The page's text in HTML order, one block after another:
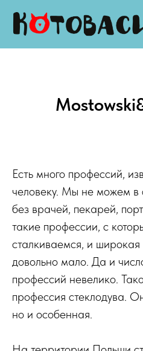
Есть много профессий,
человеку. Мы не можем в
без врачей, пекарей,
такие профессии, с
сталкиваемся, и широкая
довольно мало. Да и
профессий невелико.
профессия стеклодува.
но и особенная.